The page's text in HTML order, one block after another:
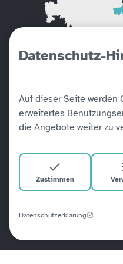
Datenschutz-
Auf dieser Seite werden
erweitertes
die Angebote weiter zu
Zustimmen
Datenschutzerklärung
Alle unsere
befinden sich